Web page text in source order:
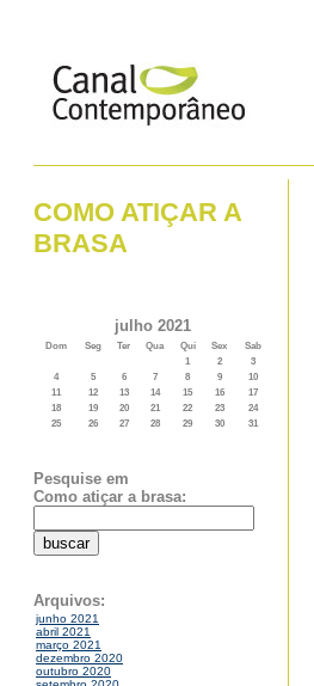
COMO ATIÇAR A
BRASA
julho 2021
Dom Seg Ter Qua Qui Sex
Sab
1
2
3
4
5 6 7 8 9
10
11
12 13 14 15 16
17
18
19 20 21 22 23
24
25
26 27 28 29 30 31
Pesquise em
Como atiçar a brasa:
Arquivos:
junho 2021
abril 2021
março 2021
dezembro 2020
outubro 2020